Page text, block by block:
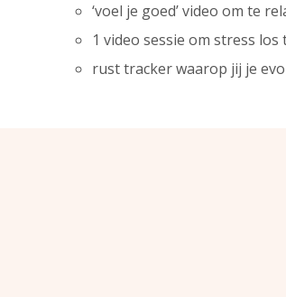
‘voel je goed’ video om te
1 video sessie om stress
rust tracker waarop jij je